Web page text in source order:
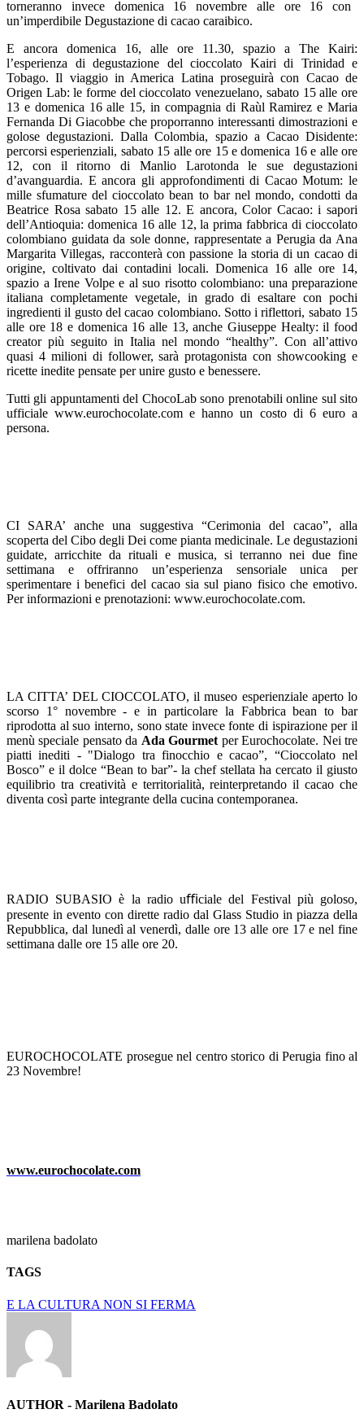
torneranno invece domenica 16 novembre alle ore 16 con
un’imperdibile Degustazione di cacao caraibico.
E ancora domenica 16, alle ore 11.30, spazio a The Kairi:
l’esperienza di degustazione del cioccolato Kairi di Trinidad e
Tobago.Il viaggio in America Latina proseguirà con Cacao de
Origen Lab: le forme del cioccolato venezuelano, sabato 15 alle ore
13 e domenica 16 alle 15, in compagnia di Raùl Ramirez e Maria
Fernanda Di Giacobbe che proporranno interessanti dimostrazioni e
golose degustazioni. Dalla Colombia, spazio a Cacao Disidente:
percorsi esperienziali, sabato 15 alle ore 15 e domenica 16 e alle ore
12, con il ritorno di Manlio Larotonda le sue degustazioni
d’avanguardia. E ancora gli approfondimenti di Cacao Motum: le
mille sfumature del cioccolato bean to bar nel mondo, condotti da
Beatrice Rosa sabato 15 alle 12. E ancora,Color Cacao: i sapori
dell’Antioquia: domenica 16 alle 12, la prima fabbrica di cioccolato
colombiano guidata da sole donne, rappresentate a Perugia da Ana
Margarita Villegas, racconterà con passione la storia di un cacao di
origine, coltivato dai contadini locali. Domenica 16 alle ore 14,
spazio a Irene Volpee al suo risotto colombiano: una preparazione
italiana completamente vegetale, in grado di esaltare con pochi
ingredienti il gusto del cacao colombiano. Sotto i riflettori, sabato 15
alle ore 18 e domenica 16 alle 13, anche Giuseppe Healty: il food
creator più seguito in Italia nel mondo “healthy”. Con all’attivo
quasi 4 milioni di follower, sarà protagonista con showcooking e
ricette inedite pensate per unire gusto e benessere.
Tutti gli appuntamenti del ChocoLab sono prenotabili online sul sito
ufficiale www.eurochocolate.com e hanno un costo di 6 euro a
persona.
CI SARA’ ancheuna suggestiva “Cerimonia del cacao”,
alla
scoperta del Cibo degli Dei come pianta medicinale. Le degustazioni
guidate, arricchite da rituali e musica, si terranno nei due fine
settimana e offriranno un’esperienza sensoriale unica per
sperimentare i benefici del cacao sia sul piano fisico che emotivo.
Per informazioni e prenotazioni: www.eurochocolate.com.
LA CITTA’ DEL CIOCCOLATO, il museo esperienziale aperto lo
scorso 1° novembre - e in particolare la Fabbrica bean to bar
riprodotta al suo interno, sono state invece fonte di ispirazione per il
menù speciale pensato da Ada Gourmet per Eurochocolate. Nei tre
piatti inediti - "Dialogo tra finocchio e cacao”, “Cioccolato nel
Bosco” e il dolce “Bean to bar”- la chef stellata ha cercato il giusto
equilibrio tra creatività e territorialità, reinterpretando il cacao che
diventa così parte integrante della cucina contemporanea.
RADIO SUBASIOè la radio uﬃciale del Festival più goloso,
presente in evento con dirette radio dal Glass Studio in piazza della
Repubblica, dal lunedì al venerdì, dalle ore 13 alle ore 17 e nel fine
settimana dalle ore 15 alle ore 20.
EUROCHOCOLATE prosegue nel centro storico di Perugia fino al
23 Novembre!
www.eurochocolate.com
marilena badolato
TAGS
E LA CULTURA NON SI FERMA
AUTHOR - Marilena Badolato